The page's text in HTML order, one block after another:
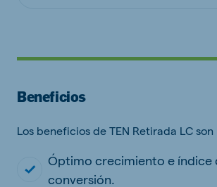
Beneficios
Los beneficios de TEN Retirada LC
Óptimo crecimiento e índice
conversión.